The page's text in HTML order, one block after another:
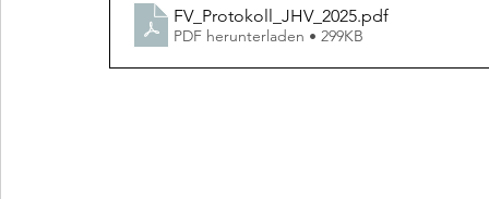
FV_Protokoll_JHV_2025.pdf
PDF herunterladen • 299KB